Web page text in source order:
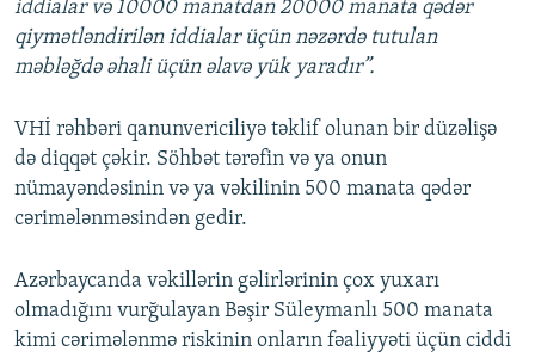
iddialar və 10000 manatdan 20000 manata qədər
qiymətləndirilən iddialar üçün nəzərdə tutulan
məbləğdə əhali üçün əlavə yük yaradır”.
VHİ rəhbəri qanunvericiliyə təklif olunan bir düzəlişə
də diqqət çəkir. Söhbət tərəfin və ya onun
nümayəndəsinin və ya vəkilinin 500 manata qədər
cərimələnməsindən gedir.
Azərbaycanda vəkillərin gəlirlərinin çox yuxarı
olmadığını vurğulayan Bəşir Süleymanlı 500 manata
kimi cərimələnmə riskinin onların fəaliyyəti üçün ciddi